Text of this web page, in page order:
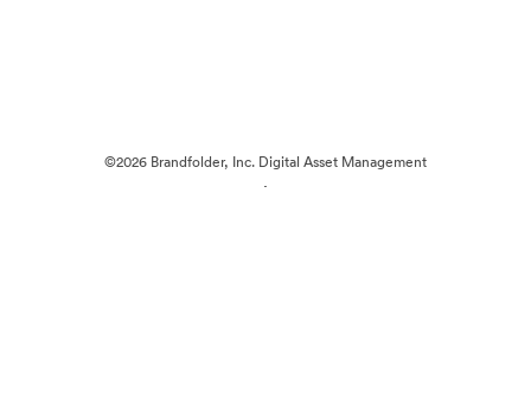
©2026 Brandfolder, Inc. Digital Asset Management
·